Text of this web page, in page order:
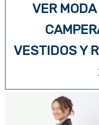
s
t
VER
VESTIDOS Y